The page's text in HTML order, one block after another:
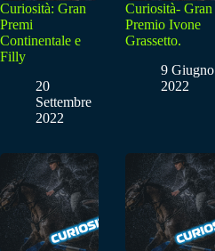
Curiosità: Gran
Premi
Continentale e
Filly
20
Settembre
2022
Curiosità- Gran
Premio Ivone
Grassetto.
9 Giugno
2022